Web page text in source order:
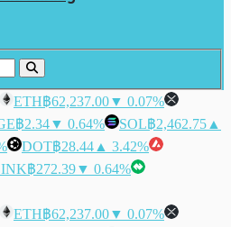
ETH฿62,237.00▼ 0.07%
฿2.34▼ 0.64% SOL฿2,462.75 ▲
DOT฿28.44 ▲ 3.42%
฿272.39▼ 0.64%
ETH฿62,237.00▼ 0.07%